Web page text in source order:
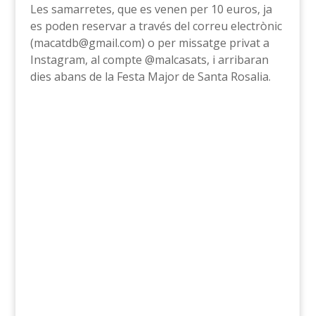
Les samarretes, que es venen per 10 euros, ja
es poden reservar a través del correu electrònic
(macatdb@gmail.com) o per missatge privat a
Instagram, al compte @malcasats, i arribaran
dies abans de la Festa Major de Santa Rosalia.